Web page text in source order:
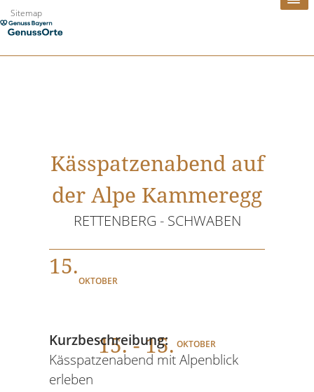
Zum
Inhalt
Sitemap
Kässpatzenabend auf
der Alpe Kammeregg
RETTENBERG - SCHWABEN
15.
OKTOBER
15. - 15. OKTOBER
Kurzbeschreibung:
Kässpatzenabend mit Alpenblick
erleben